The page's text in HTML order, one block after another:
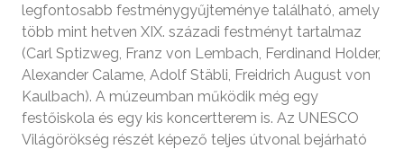
legfontosabb festménygyűjteménye található, amely
több mint hetven XIX. századi festményt tartalmaz
(Carl Sptizweg, Franz von Lembach, Ferdinand Holder,
Alexander Calame, Adolf Stäbli, Freidrich August von
Kaulbach). A múzeumban működik még egy
festőiskola és egy kis koncertterem is. Az UNESCO
Világörökség részét képező teljes útvonal bejárható